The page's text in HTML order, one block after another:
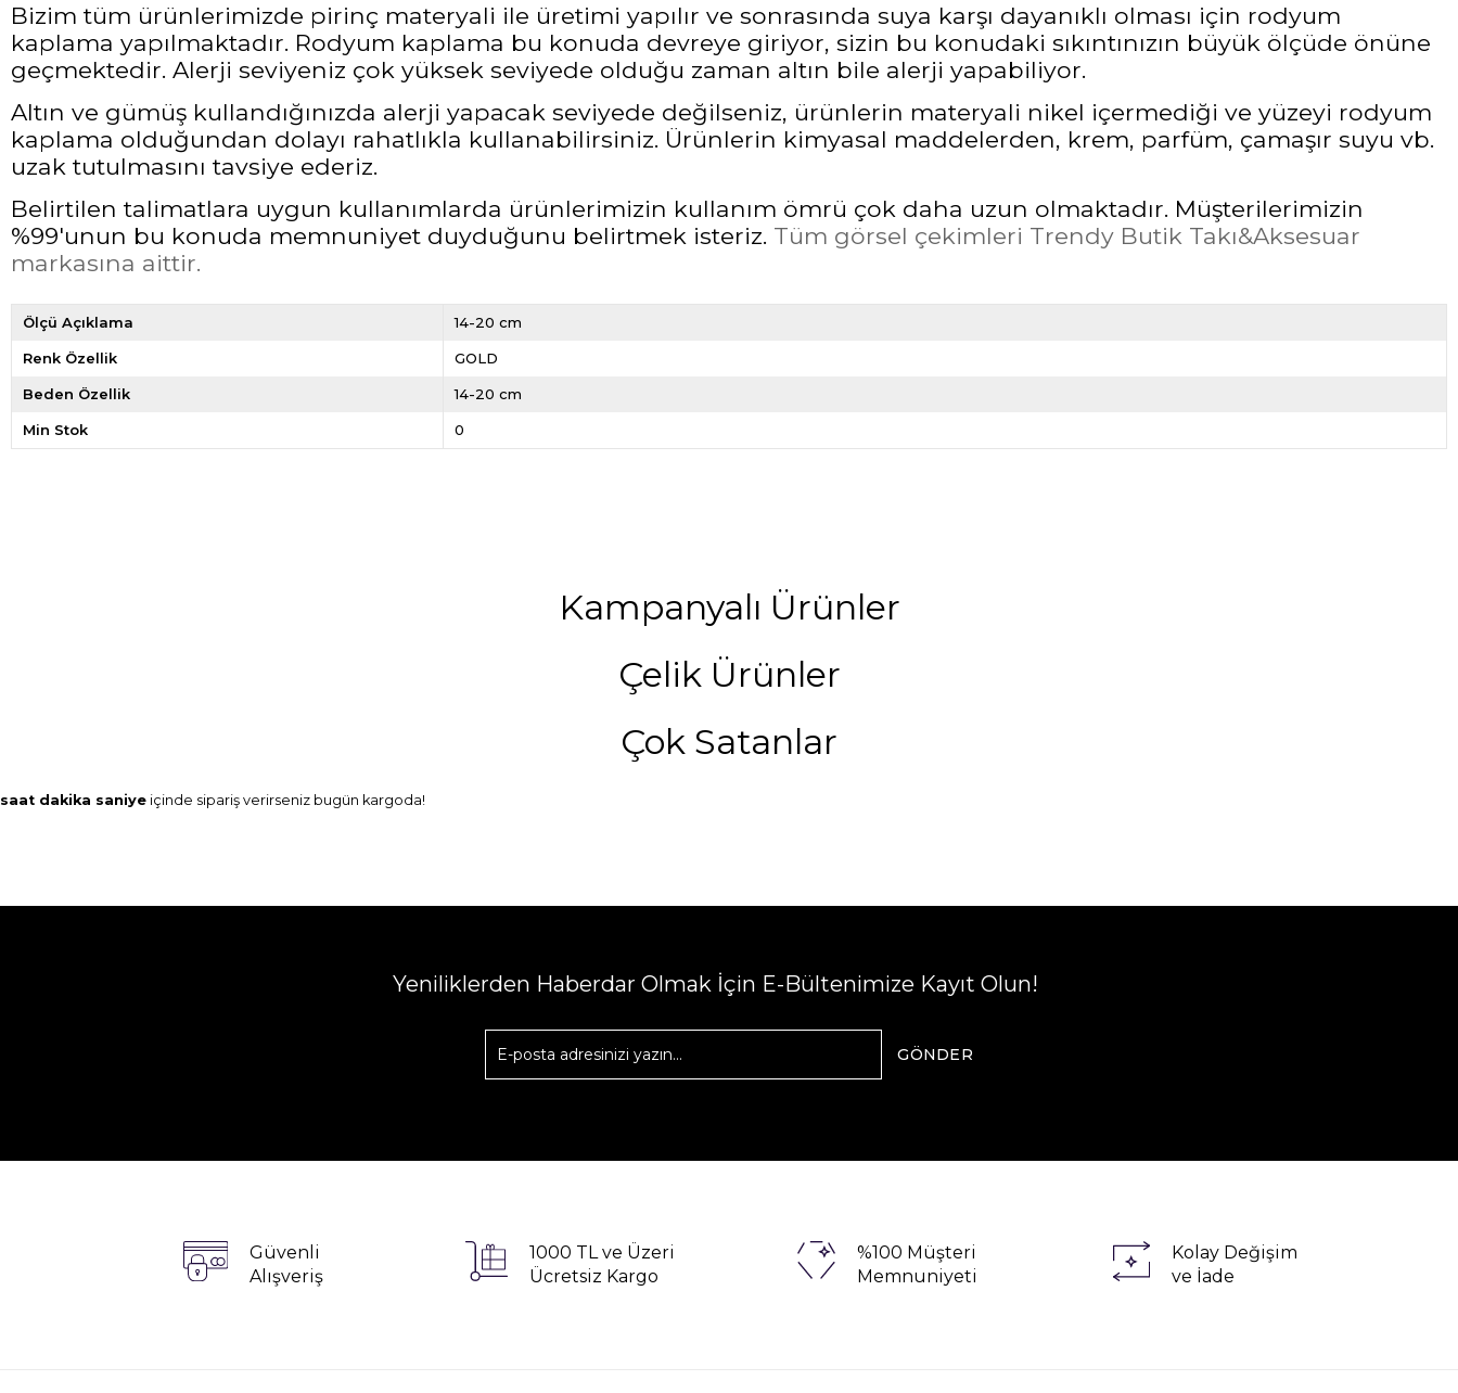
Bizim tüm ürünlerimizde pirinç materyali ile üretimi yapılır ve sonrasında suya karşı dayanıklı olması için rodyum
kaplama yapılmaktadır. Rodyum kaplama bu konuda devreye giriyor, sizin bu konudaki sıkıntınızın büyük ölçüde önüne
geçmektedir. Alerji seviyeniz çok yüksek seviyede olduğu zaman altın bile alerji yapabiliyor.
Altın ve gümüş kullandığınızda alerji yapacak seviyede değilseniz, ürünlerin materyali nikel içermediği ve yüzeyi rodyum
kaplama olduğundan dolayı rahatlıkla kullanabilirsiniz. Ürünlerin kimyasal maddelerden, krem, parfüm, çamaşır suyu vb.
uzak tutulmasını tavsiye ederiz.
Belirtilen talimatlara uygun kullanımlarda ürünlerimizin kullanım ömrü çok daha uzun olmaktadır. Müşterilerimizin
%99'unun bu konuda memnuniyet duyduğunu belirtmek isteriz. Tüm görsel çekimleri Trendy Butik Takı&Aksesuar
markasına aittir.
Ölçü Açıklama 14-20 cm
Renk Özellik GOLD
Beden Özellik 14-20 cm
Min Stok 0
Kampanyalı Ürünler
Çelik Ürünler
Çok Satanlar
saat dakika saniye içinde sipariş verirseniz bugün kargoda!
Yeniliklerden Haberdar Olmak İçin E-Bültenimize Kayıt Olun!
GÖNDER
Güvenli
Alışveriş
1000 TL ve Üzeri
Ücretsiz Kargo
%100 Müşteri
Memnuniyeti
Kolay Değişim
ve İade